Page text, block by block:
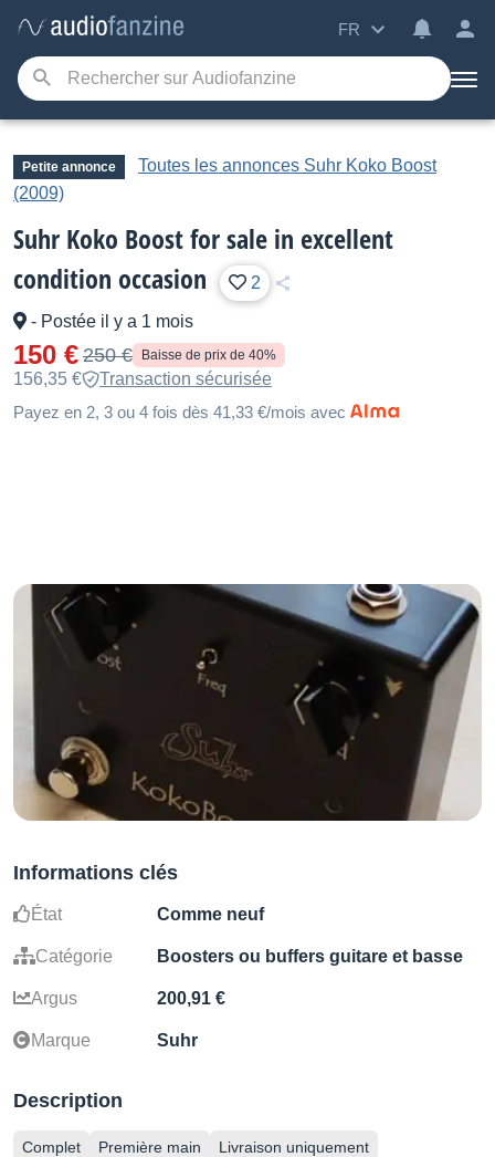
FR
Petite annonce
Toutes les annonces Suhr Koko Boost
(2009)
Suhr Koko Boost for sale in excellent
condition occasion
2
- Postée il y a 1 mois
150 € 250 € Baisse de prix de 40%
156,35 €
Transaction sécurisée
Payez en 2, 3 ou 4 fois dès 41,33 €/mois avec
Informations clés
État Comme neuf
Catégorie Boosters ou buffers guitare et basse
Argus 200,91 €
Marque Suhr
Description
Complet Première main Livraison uniquement